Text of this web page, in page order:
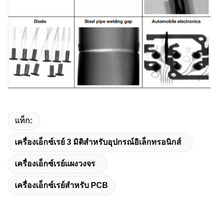
แท็ก:
เครื่องเอ็กซ์เรย์ 3 มิติสำหรับอุปกรณ์อิเล็กทรอนิกส์
เครื่องเอ็กซ์เรย์แผงวงจร
เครื่องเอ็กซ์เรย์สำหรับ PCB